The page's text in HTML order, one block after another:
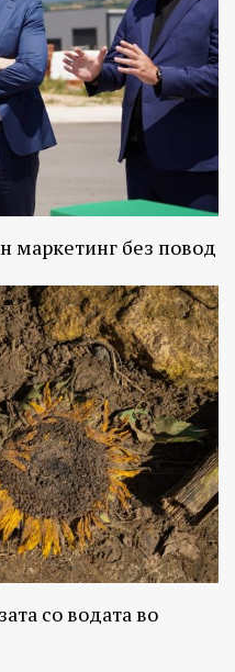
маркетинг без повод
со водата во